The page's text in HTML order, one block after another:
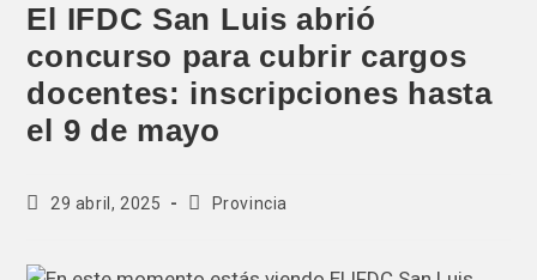
El IFDC San Luis abrió
concurso para cubrir cargos
docentes: inscripciones hasta
el 9 de mayo
29 abril, 2025 Provincia